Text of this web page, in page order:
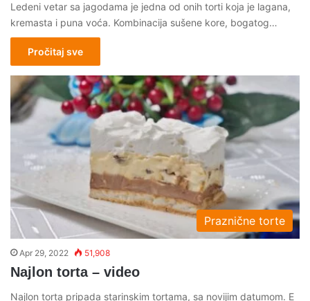
Ledeni vetar sa jagodama je jedna od onih torti koja je lagana,
kremasta i puna voća. Kombinacija sušene kore, bogatog…
Pročitaj sve
Praznične torte
Apr 29, 2022 51,908
Najlon torta – video
Najlon torta pripada starinskim tortama, sa novijim datumom. E